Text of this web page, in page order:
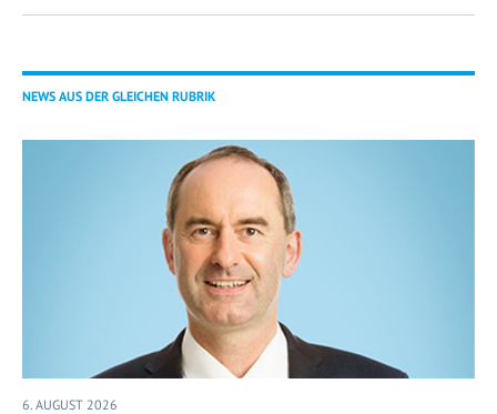
NEWS AUS DER GLEICHEN RUBRIK
6. AUGUST 2026